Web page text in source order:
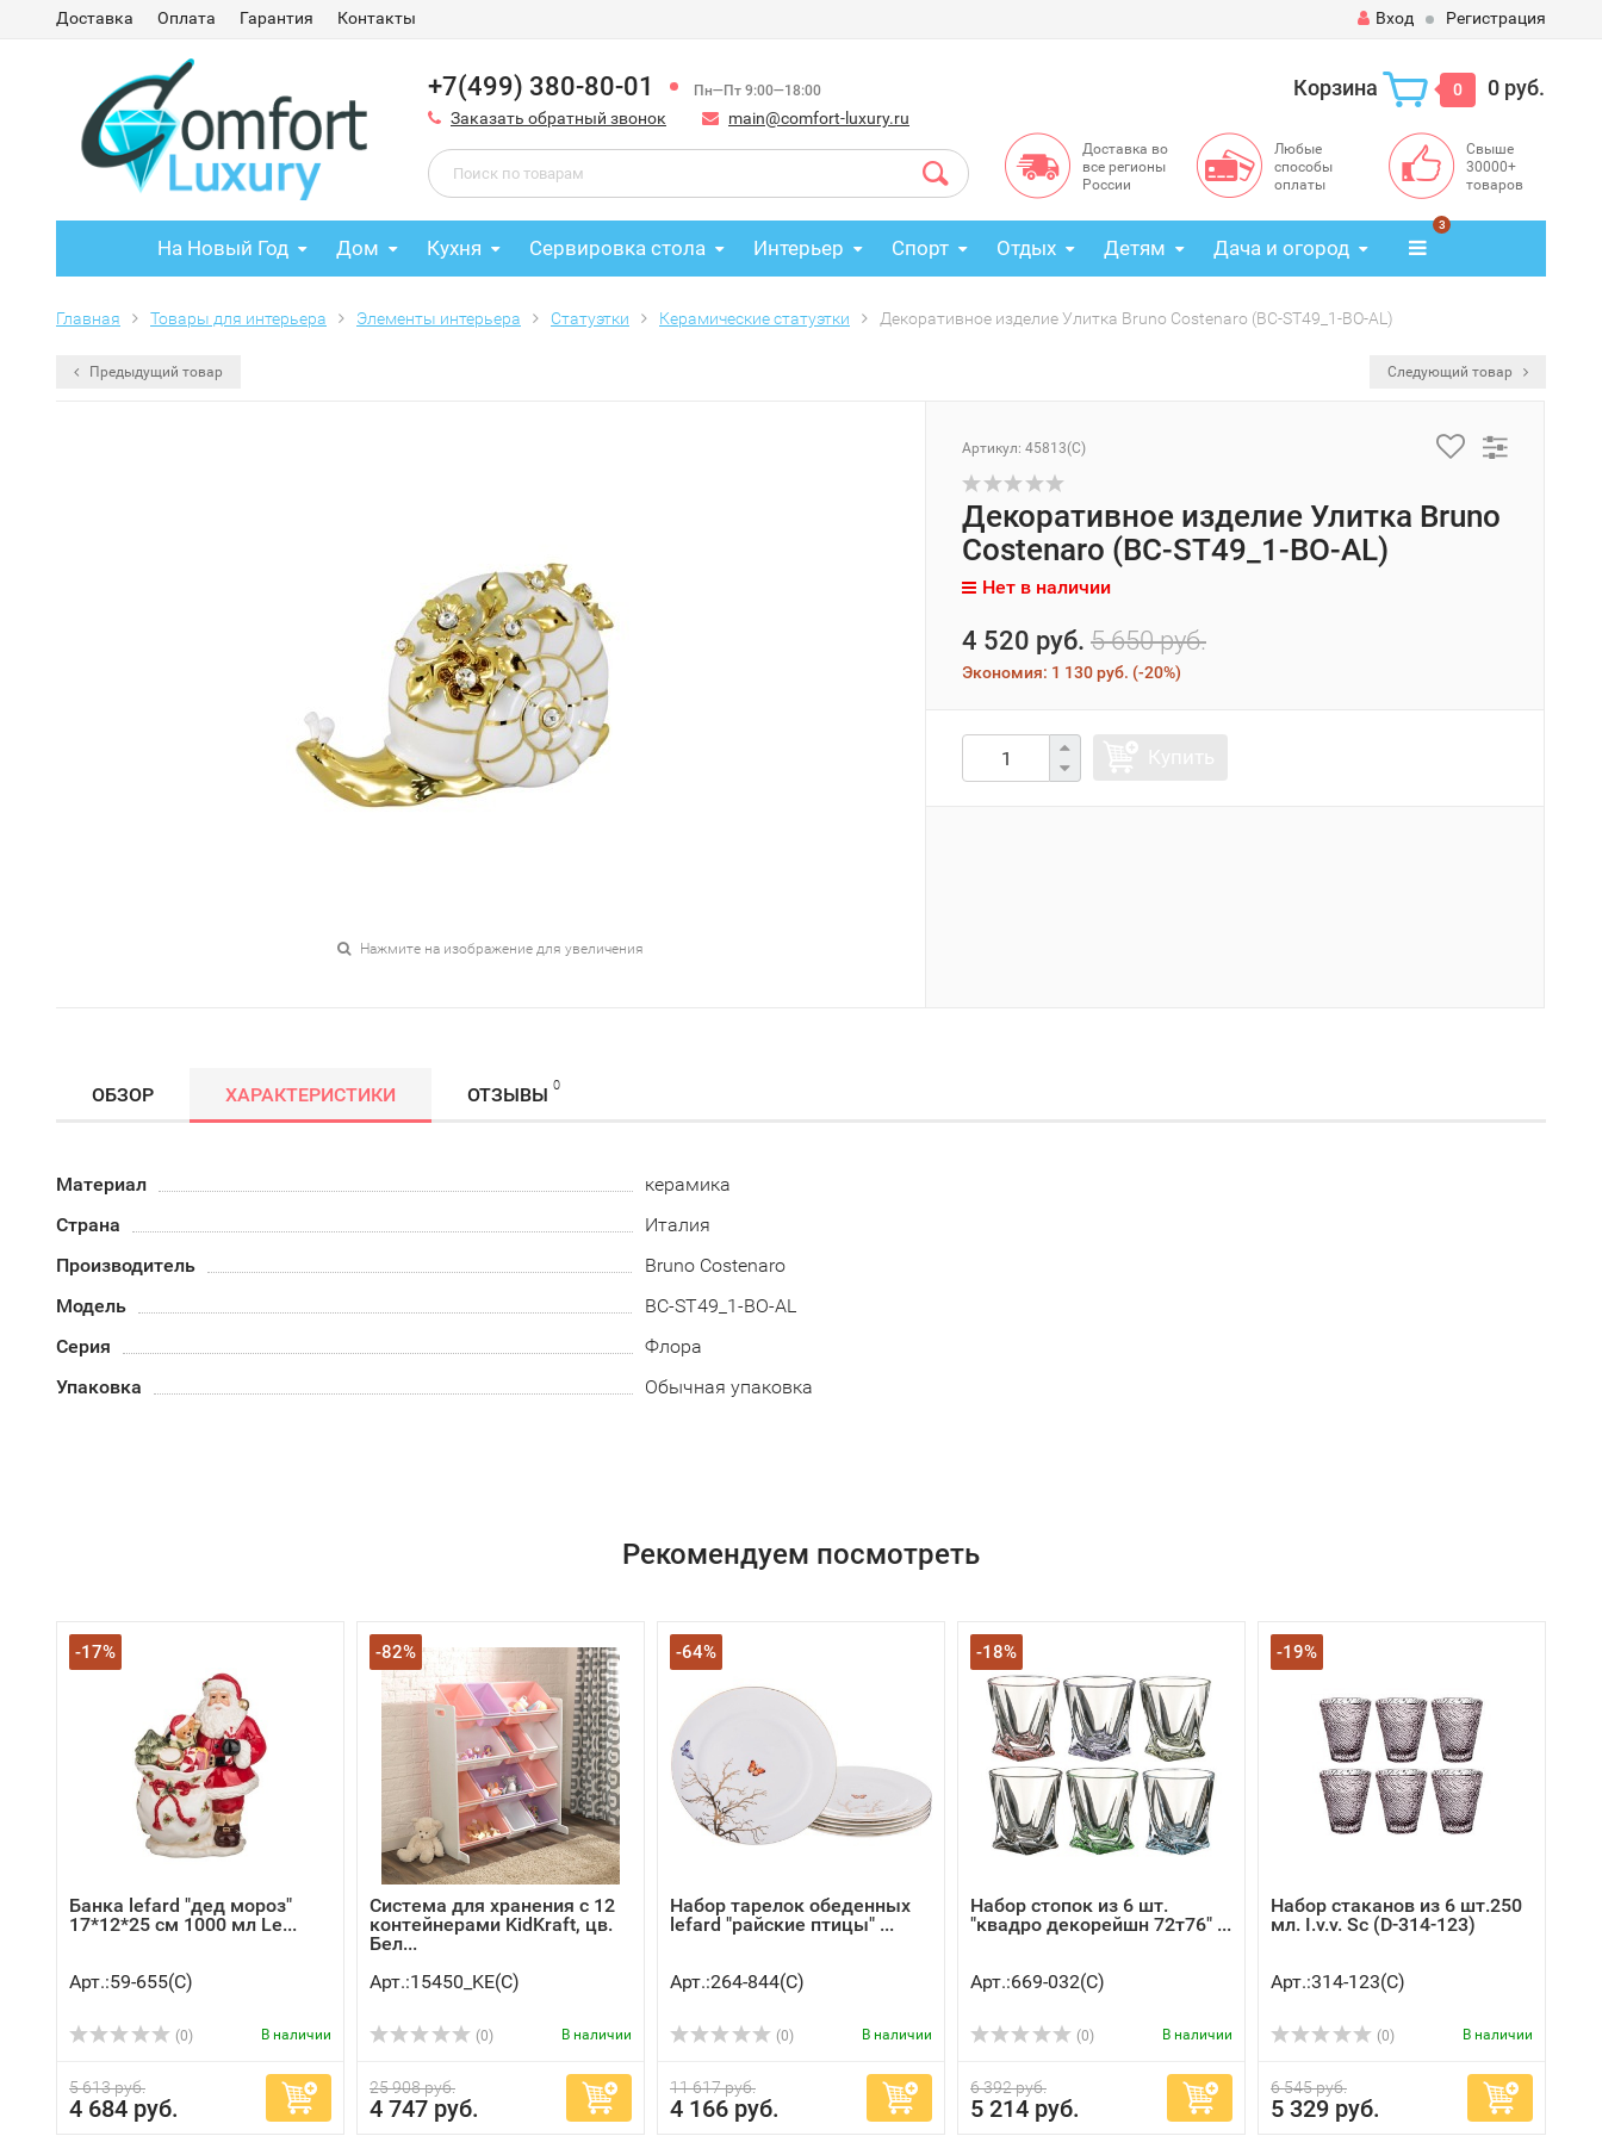
Доставка Оплата Гарантия Контакты Вход Регистрация
+7(499) 380-80-01 Пн—Пт 9:00—18:00
Заказать обратный звонок main@comfort-luxury.ru
Корзина 0 0 руб.
Доставка во
все регионы
России
Любые
способы
оплаты
Свыше
30000+
товаров
На Новый Год Дом Кухня Сервировка стола Интерьер Спорт Отдых Детям Дача и огород
3
Главная Товары для интерьера Элементы интерьера Статуэтки Керамические статуэтки Декоративное изделие Улитка Bruno Costenaro (BC-ST49_1-BO-AL)
Предыдущий товар Следующий товар
Нажмите на изображение для увеличения
Артикул: 45813(C)
Декоративное изделие Улитка Bruno
Costenaro (BC-ST49_1-BO-AL)
Нет в наличии
4 520 руб. 5 650 руб.
Экономия: 1 130 руб. (-20%)
ОБЗОР ХАРАКТЕРИСТИКИ ОТЗЫВЫ 0
Материал
керамика
Страна
Италия
Производитель
Bruno Costenaro
Модель
BC-ST49_1-BO-AL
Серия
Флора
Упаковка
Обычная упаковка
Рекомендуем посмотреть
-17%
Банка lefard "дед мороз"
17*12*25 см 1000 мл Le...
Арт.:59-655(C)
(0) В наличии
5 613 руб.
4 684 руб.
-82%
Система для хранения с 12
контейнерами KidKraft, цв.
Бел...
Арт.:15450_KE(C)
(0) В наличии
25 908 руб.
4 747 руб.
-64%
Набор тарелок обеденных
lefard "райские птицы" ...
Арт.:264-844(C)
(0) В наличии
11 617 руб.
4 166 руб.
-18%
Набор стопок из 6 шт.
"квадро декорейшн 72т76" ...
Арт.:669-032(C)
(0) В наличии
6 392 руб.
5 214 руб.
-19%
Набор стаканов из 6 шт.250
мл. I.v.v. Sc (D-314-123)
Арт.:314-123(C)
(0) В наличии
6 545 руб.
5 329 руб.